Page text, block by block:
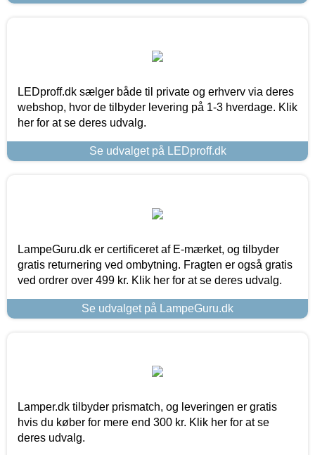
LEDproff.dk sælger både til private og erhverv via deres
webshop, hvor de tilbyder levering på 1-3 hverdage. Klik
her for at se deres udvalg.
Se udvalget på LEDproff.dk
LampeGuru.dk er certificeret af E-mærket, og tilbyder
gratis returnering ved ombytning. Fragten er også gratis
ved ordrer over 499 kr. Klik her for at se deres udvalg.
Se udvalget på LampeGuru.dk
Lamper.dk tilbyder prismatch, og leveringen er gratis
hvis du køber for mere end 300 kr. Klik her for at se
deres udvalg.